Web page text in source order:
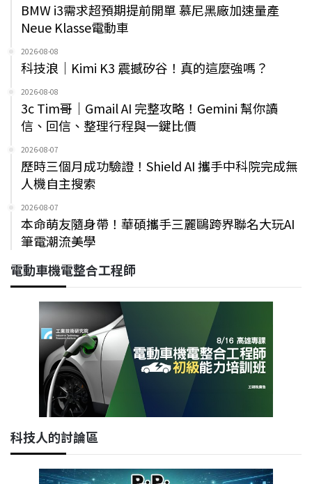
BMW i3需求超預期提前開單 慕尼黑廠加速量產
Neue Klasse電動車
2026-08-08
科技浪｜Kimi K3 震撼矽谷！真的這麼強嗎？
2026-08-08
3c Tim哥｜Gmail AI 完整攻略！Gemini 幫你讀
信、回信、整理行程與一鍵比價
2026-08-07
歷時三個月成功驗證！Shield AI 攜手中科院完成無
人機自主搜索
2026-08-07
本命萌友隨身帶！華碩攜手三麗鷗跨界聯名大玩AI
筆電潮流美學
電動車機電整合工程師
科技人的討論區